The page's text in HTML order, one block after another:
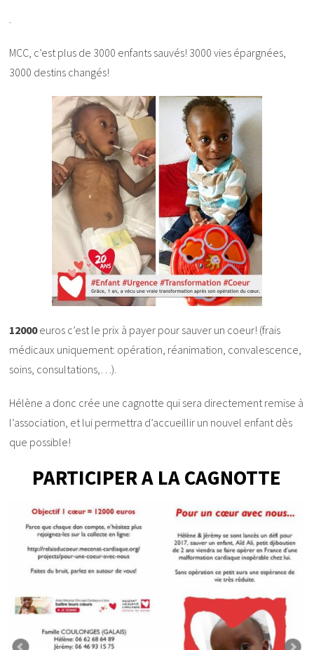
MCC, c’est plus de 3000 enfants sauvés! 3000 vies épargnées,
3000 destins changés!
12000euros c’est le prix à payer pour sauver un coeur! (frais
médicaux uniquement: opération, réanimation, convalescence,
soins, consultations,…).
Hélène a donc crée une cagnotte qui sera directement remise à
l’association, et lui permettra d’accueillir un nouvel enfant dès
que possible!
PARTICIPER A LA CAGNOTTE